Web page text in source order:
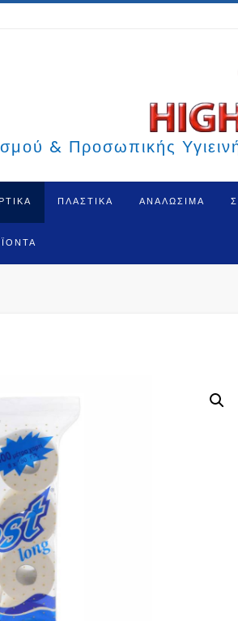
& Προσωπικής
ΠΛΑΣΤΙΚΑ ΑΝΑΛΩΣΙΜΑ